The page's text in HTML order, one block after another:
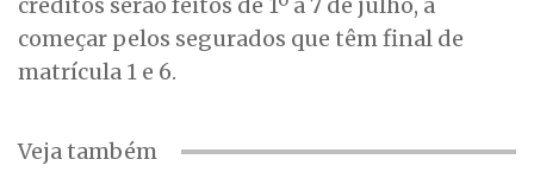
créditos serão feitos de 1º a 7 de julho, a
começar pelos segurados que têm final de
matrícula 1 e 6.
Veja também